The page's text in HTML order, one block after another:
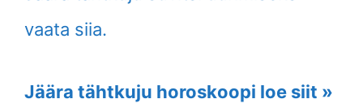
vaata siia.
Jäära tähtkuju horoskoopi loe siit »